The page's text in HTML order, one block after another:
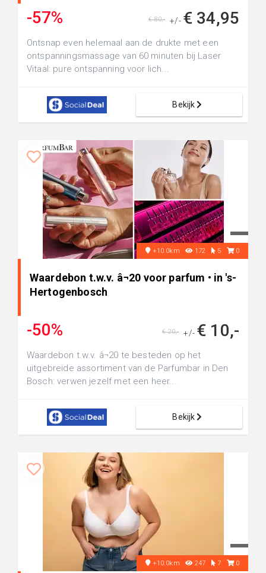
-57% +/- € 34,95
€ 80,-
Ontsnap even helemaal aan de drukte met een
ontspanningsmassage van 60 minuten bij Laser
Vitaal: pure ontspanning voor lich...
Bekijk
+10.0km 172 5 0
Waardebon t.w.v. â¬20 voor parfum • in 's-
Hertogenbosch
-50% +/- € 10,-
€ 20,-
Waardebon t.w.v. â¬20 te besteden op het
uitgebreide assortiment van de Parfumbar in Den
Bosch: verwen jezelf met een heer...
Bekijk
+10.0km 247 7 0